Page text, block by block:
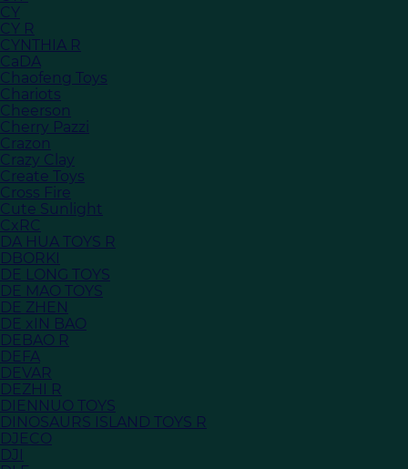
CY
CY R
CYNTHIA R
CaDA
Chaofeng Toys
Chariots
Cheerson
Cherry Pazzi
Crazon
Crazy Clay
Create Toys
Cross Fire
Cute Sunlight
CxRC
DA HUA TOYS R
DBORKI
DE LONG TOYS
DE MAO TOYS
DE ZHEN
DE xIN BAO
DEBAO R
DEFA
DEVAR
DEZHI R
DIENNUO TOYS
DINOSAURS ISLAND TOYS R
DJECO
DJI